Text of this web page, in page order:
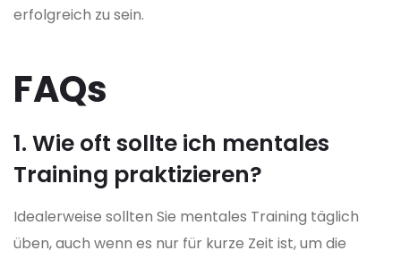
erfolgreich zu sein.
FAQs
1. Wie oft sollte ich mentales
Training praktizieren?
Idealerweise sollten Sie mentales Training täglich
üben, auch wenn es nur für kurze Zeit ist, um die